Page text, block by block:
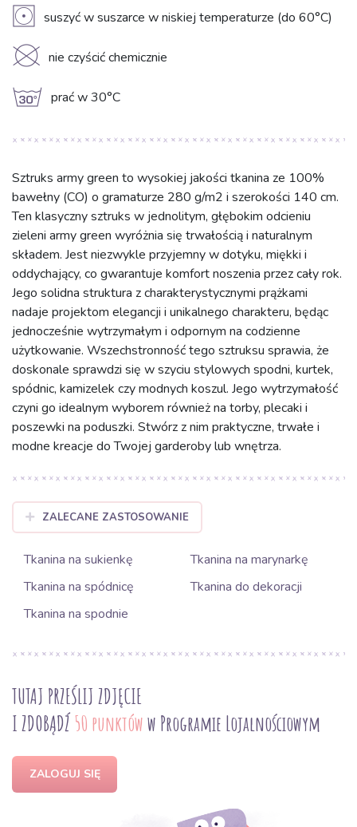
V suszyć w suszarce w niskiej temperaturze (do 60°C)
K nie czyścić chemicznie
g prać w 30°C
Sztruks army green to wysokiej jakości tkanina ze 100%
bawełny (CO) o gramaturze 280 g/m2 i szerokości 140 cm.
Ten klasyczny sztruks w jednolitym, głębokim odcieniu
zieleni army green wyróżnia się trwałością i naturalnym
składem. Jest niezwykle przyjemny w dotyku, miękki i
oddychający, co gwarantuje komfort noszenia przez cały rok.
Jego solidna struktura z charakterystycznymi prążkami
nadaje projektom elegancji i unikalnego charakteru, będąc
jednocześnie wytrzymałym i odpornym na codzienne
użytkowanie. Wszechstronność tego sztruksu sprawia, że
doskonale sprawdzi się w szyciu stylowych spodni, kurtek,
spódnic, kamizelek czy modnych koszul. Jego wytrzymałość
czyni go idealnym wyborem również na torby, plecaki i
poszewki na poduszki. Stwórz z nim praktyczne, trwałe i
modne kreacje do Twojej garderoby lub wnętrza.
ZALECANE ZASTOSOWANIE
Tkanina na sukienkę
Tkanina na marynarkę
Tkanina na spódnicę
Tkanina do dekoracji
Tkanina na spodnie
TUTAJ PRZEŚLIJ ZDJĘCIE
I ZDOBĄDŹ 50 punktóww Programie Lojalnościowym
ZALOGUJ SIĘ